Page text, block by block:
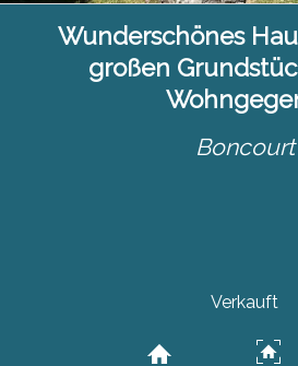
Wunderschönes
großen
Boncourt
Verkauft